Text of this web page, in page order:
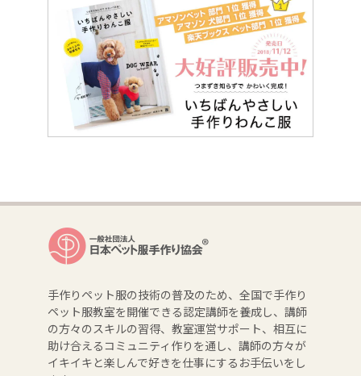
手作りペット服の技術の普及のため、全国で手作り
ペット服教室を開催できる認定講師を養成し、講師
の方々のスキルの習得、教室運営サポート、相互に
助け合えるコミュニティ作りを通し、講師の方々が
イキイキと楽しんで好きを仕事にするお手伝いをし